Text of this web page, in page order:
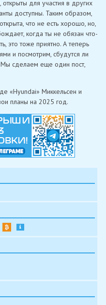
для участия в других
доступны. Таким образом,
что не есть хорошо, но,
когда ты не обязан что-
это тоже приятно. А теперь
и посмотрим, сбудутся ли
сделаем еще один пост,
«Hyundai» Миккельсен и
планы на 2025 год.